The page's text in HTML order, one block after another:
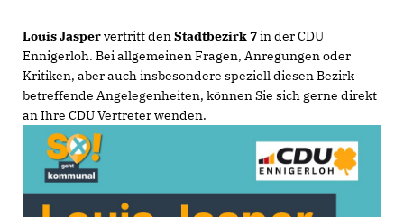
Louis Jaspervertritt denStadtbezirk 7in der CDU
Ennigerloh. Bei allgemeinen Fragen, Anregungen oder
Kritiken, aber auch insbesondere speziell diesen Bezirk
betreffende Angelegenheiten, können Sie sich gerne direkt
an Ihre CDU Vertreter wenden.